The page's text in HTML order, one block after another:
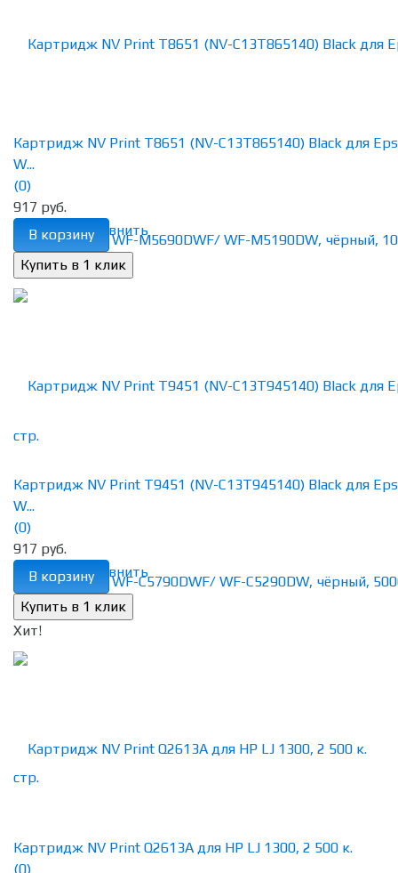
избранное сравнить
Картридж NV Print T8651 (NV-C13T865140) Black для
W...
(0)
917 руб.
В корзину
избранное сравнить
Картридж NV Print T9451 (NV-C13T945140) Black для
W...
(0)
917 руб.
В корзину
Хит!
Картридж NV Print Q2613A для HP LJ 1300, 2 500 к.
(0)